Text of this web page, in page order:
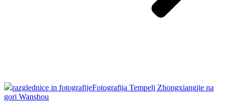
razglednice in fotografijeFotografija Tempelj Zhongxiangjie na
gori Wanshou